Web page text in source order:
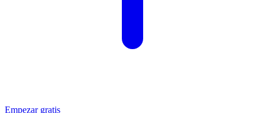
Empezar gratis